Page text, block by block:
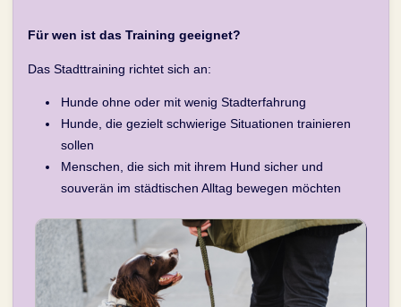
Für wen ist das Training geeignet?
Das Stadttraining richtet sich an:
Hunde ohne oder mit wenig Stadterfahrung
Hunde, die gezielt schwierige Situationen trainieren
sollen
Menschen, die sich mit ihrem Hund sicher und
souverän im städtischen Alltag bewegen möchten